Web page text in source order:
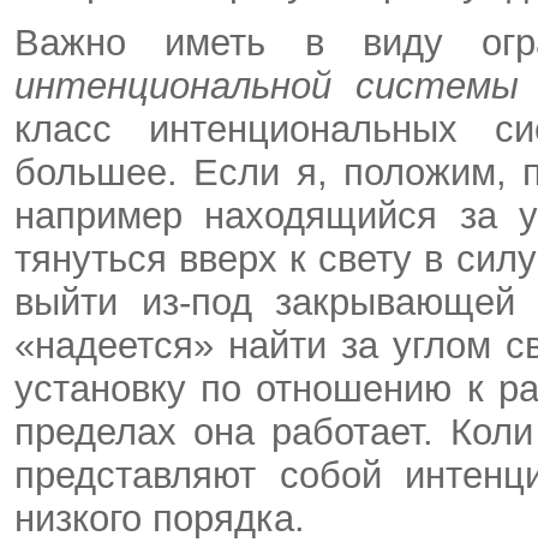
Важно иметь в виду
интенциональной
класс интенциональных
большее. Если я, положим,
например находящийся за
тянуться вверх к свету в
выйти из-под
«надеется» найти за углом
установку по отношению к
пределах она работает.
представляют собой
низкого порядка.